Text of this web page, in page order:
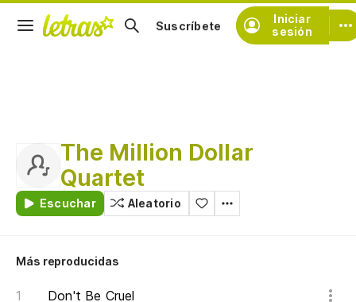
Iniciar
sesión
Suscríbete
The Million Dollar
Quartet
Escuchar Aleatorio
Más reproducidas
Don't Be Cruel